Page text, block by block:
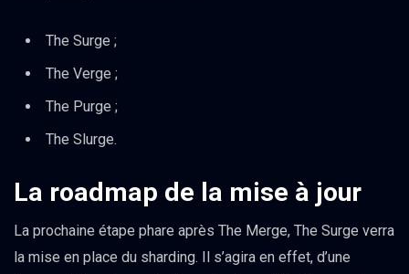
The Surge ;
The Verge ;
The Purge ;
The Slurge.
La roadmap de la mise à jour
La prochaine étape phare après The Merge, The Surge verra
la mise en place du sharding. Il s’agira en effet, d’une